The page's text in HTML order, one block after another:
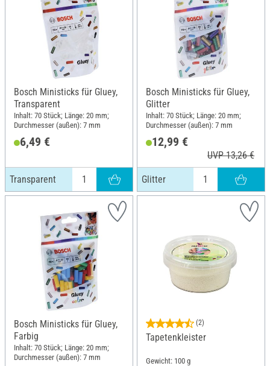
Bosch Ministicks für Gluey,
Transparent
Inhalt: 70 Stück; Länge: 20 mm;
Durchmesser (außen): 7 mm
6,49 €
Transparent
Bosch Ministicks für Gluey,
Glitter
Inhalt: 70 Stück; Länge: 20 mm;
Durchmesser (außen): 7 mm
12,99 €
UVP 13,26 €
Glitter
Bosch Ministicks für Gluey,
Farbig
Inhalt: 70 Stück; Länge: 20 mm;
Durchmesser (außen): 7 mm
(2)
Tapetenkleister
Gewicht: 100 g